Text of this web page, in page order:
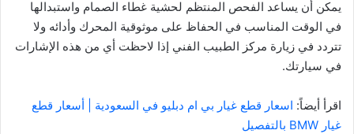
يمكن أن يساعد الفحص المنتظم لحشية غطاء الصمام واستبدالها
في الوقت المناسب في الحفاظ على موثوقية المحرك وأدائه ولا
تتردد في زيارة مركز الطبيب الفني إذا لاحظت أي من هذه الإشارات
في سيارتك.
اقرأ أيضاً: اسعار قطع غيار بي ام دبليو في السعودية | أسعار قطع
غيار BMW بالتفصيل